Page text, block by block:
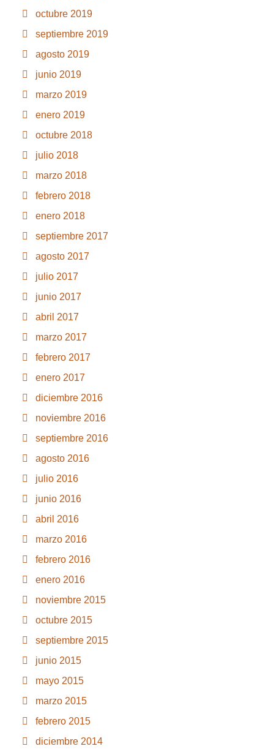
octubre 2019
septiembre 2019
agosto 2019
junio 2019
marzo 2019
enero 2019
octubre 2018
julio 2018
marzo 2018
febrero 2018
enero 2018
septiembre 2017
agosto 2017
julio 2017
junio 2017
abril 2017
marzo 2017
febrero 2017
enero 2017
diciembre 2016
noviembre 2016
septiembre 2016
agosto 2016
julio 2016
junio 2016
abril 2016
marzo 2016
febrero 2016
enero 2016
noviembre 2015
octubre 2015
septiembre 2015
junio 2015
mayo 2015
marzo 2015
febrero 2015
diciembre 2014